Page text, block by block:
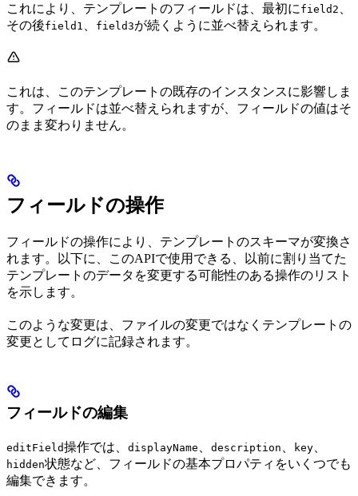
これにより、テンプレートのフィールドは、最初に field2
その後field1 field3が続くように並べ替えられます。
これは、このテンプレートの既存のインスタンスに影響しま
す。フィールドは並べ替えられますが、フィールドの値はそ
のまま変わりません。
フィールドの操作
フィールドの操作により、テンプレートのスキーマが変換さ
れます。以下に、このAPIで使用できる、以前に割り当てた
テンプレートのデータを変更する可能性のある操作のリスト
を示します。
このような変更は、ファイルの変更ではなくテンプレートの
変更としてログに記録されます。
フィールドの編集
editField操作では、 displayName 、 description 、 key、
hidden状態など、フィールドの基本プロパティをいくつでも
編集できます。